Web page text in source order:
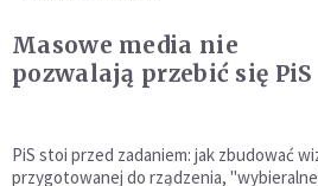
Masowe media nie
pozwalają przebić się PiS
PiS stoi przed zadaniem: jak zbudować
przygotowanej do rządzenia,